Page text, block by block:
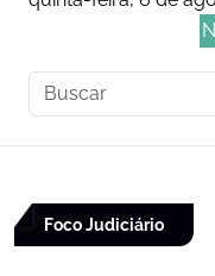
Foco Judiciário